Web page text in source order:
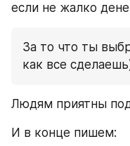
если не жалко
За то что ты
как все
Людям приятны
И в конце пишем: